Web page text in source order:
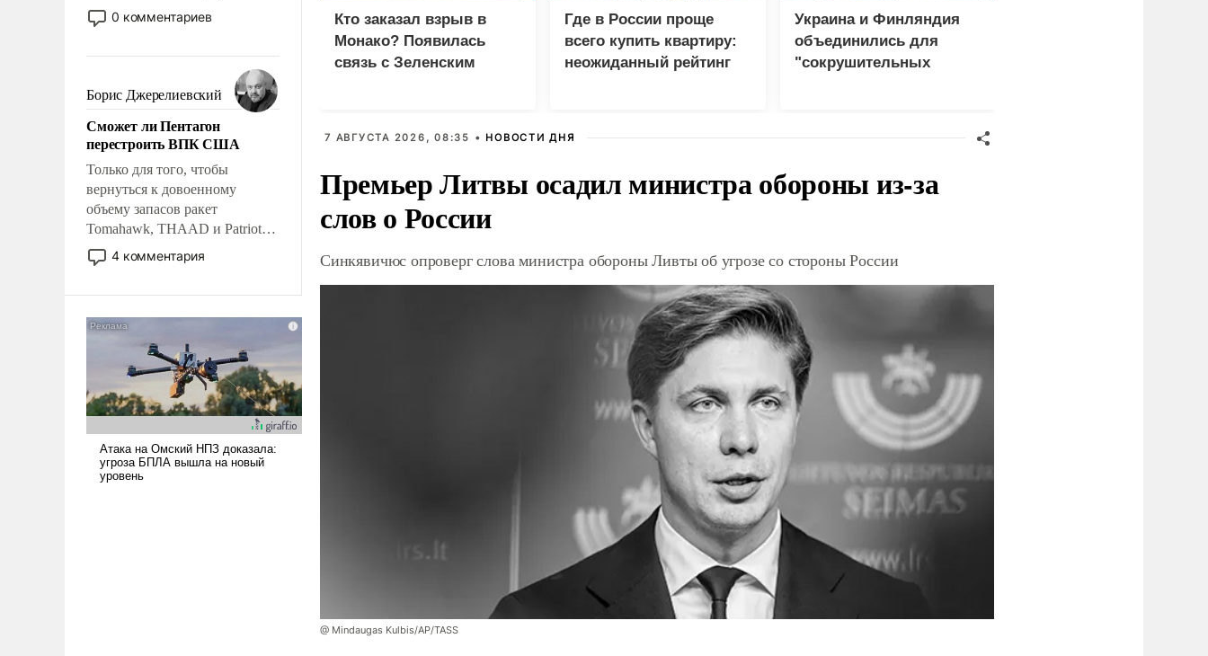
применение которых уже
стало обыденностью. Задача по
сложна и амбициозна. Однако
и ее реализация радикально
поднимет наши боевые
возможности.
0 комментариев
Борис Джерелиевский
Сможет ли Пентагон
перестроить ВПК США
Только для того, чтобы
вернуться к довоенному
объему запасов ракет
Tomahawk, THAAD и Patriot
США потребуется более трех
лет. Даже небольшая война с
Сложившаяся ситуация
означает многолетний период
уязвимости США, например,
перед Китаем.
4 комментария
Кто заказал взрыв в
Монако? Появилась
связь с Зеленским
Где в России проще
всего купить квартиру:
неожиданный рейтинг
Украина и Финляндия
объединились для
"сокрушительных
7 АВГУСТА 2026, 08:35 • НОВОСТИ ДНЯ
Премьер Литвы осадил министра обороны из-за
слов о России
Синкявичюс опроверг слова министра обороны Ливты об угрозе со стороны России
@ Mindaugas Kulbis/AP/TASS